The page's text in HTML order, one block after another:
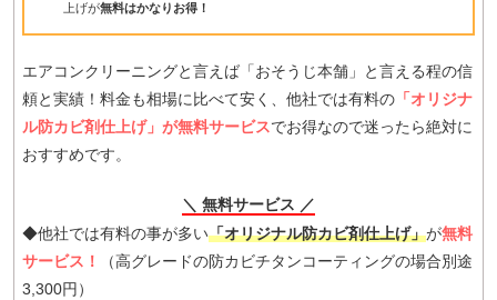
上げが無料はかなりお得！
エアコンクリーニングと言えば「おそうじ本舗」と言える程の信
頼と実績！料金も相場に比べて安く、他社では有料の 「オリジナ
ル防カビ剤仕上げ」が無料サービスでお得なので迷ったら絶対に
おすすめです。
＼ 無料サービス ／
◆他社では有料の事が多い「オリジナル防カビ剤仕上げ」が無料
サービス！
（高グレードの防カビチタンコーティングの場合別途
3,300円）